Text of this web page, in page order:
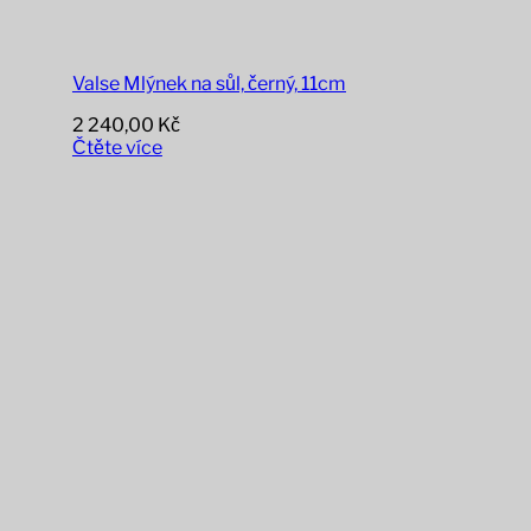
Valse Mlýnek na sůl, černý, 11cm
2 240,00 Kč
Čtěte více